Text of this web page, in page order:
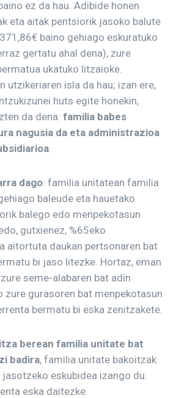
ez da hau. Adibide honen
eta aitak pentsiorik jasoko balute
baino gehiago eskuratuko
gertatu ahal dena), zure
ukatuko litzaioke.
utzikeriaren isla da hau; izan ere,
huts egite honekin,
da dena: familia babes
nagusia da eta administrazioa
dago: familia unitatean familia
baleude eta hauetako
balego edo menpekotasun
gutxienez, %65eko
aitortuta daukan pertsonaren bat
bi jaso litezke. Hortaz, eman
seme-alabaren bat adin
zure gurasoren bat menpekotasun
bermatu bi eska zenitzakete.
berean familia unitate bat
badira, familia unitate bakoitzak
eskubidea izango du.
eska daitezke.